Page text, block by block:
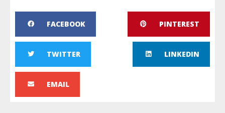
FACEBOOK PINTEREST
TWITTER LINKEDIN
EMAIL